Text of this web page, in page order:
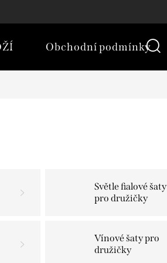
Obchodní podmínky
Světle fialové šaty
pro družičky
Vínové šaty pro
družičky